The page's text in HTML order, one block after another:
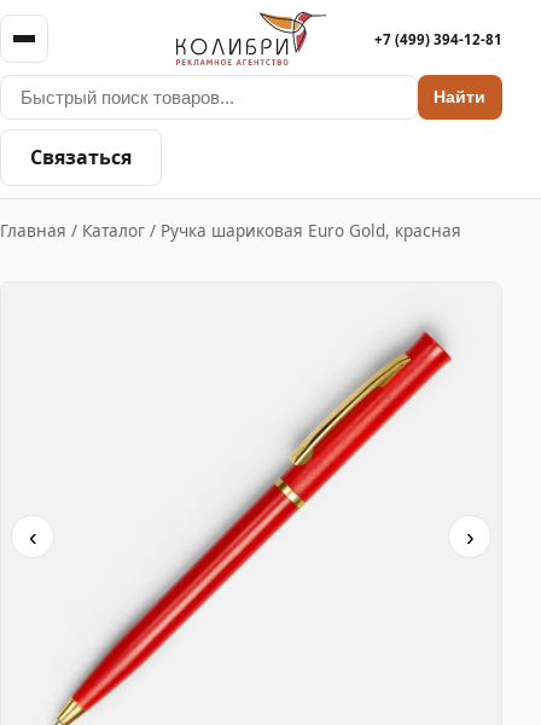
Найти
+7 (499) 394-12-81
Связаться
Главная / Каталог / Ручка шариковая Euro Gold, красная
‹ ›